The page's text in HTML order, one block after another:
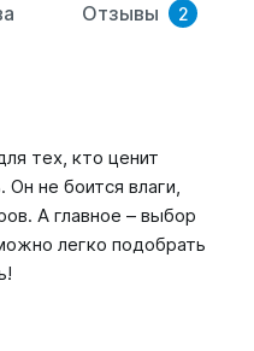
Отзывы 2
тех, кто ценит
Он не боится влаги,
А главное – выбор
легко подобрать